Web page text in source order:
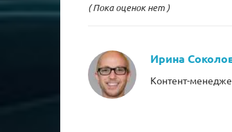
( Пока оценок нет )
Ирина
Контент-